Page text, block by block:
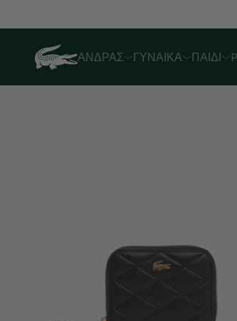
Λόγω αυξημένου
ΆΝΔΡΑΣ ΓΥΝΑΊΚΑ ΠΑΙΔΊ